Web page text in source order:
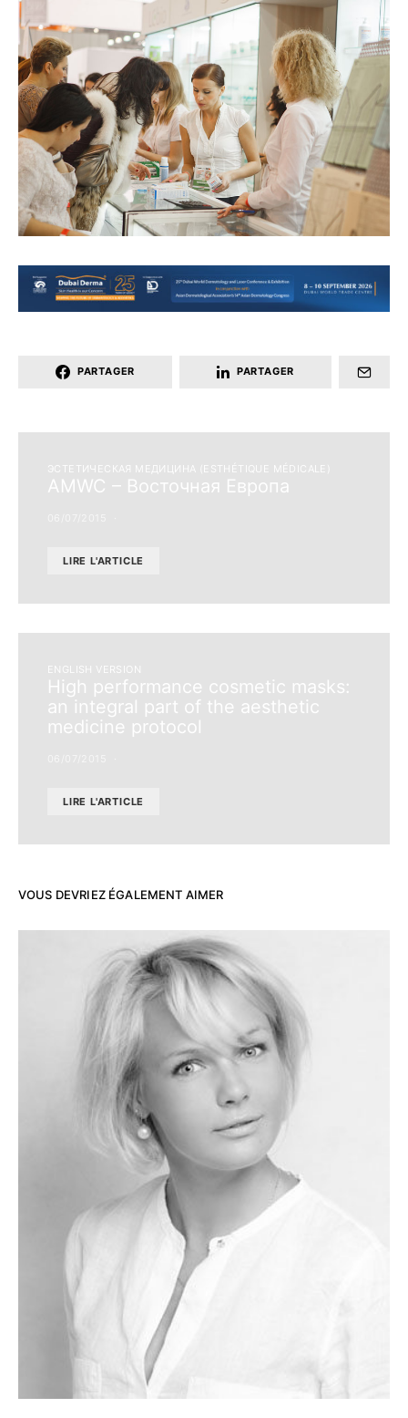
PARTAGER PARTAGER
ЭСТЕТИЧЕСКАЯ МЕДИЦИНА (ESTHÉTIQUE MÉDICALE)
AMWC – Восточная Европа
LIRE L'ARTICLE
ENGLISH VERSION
High performance cosmetic masks:
an integral part of the aesthetic
medicine protocol
LIRE L'ARTICLE
VOUS DEVRIEZ ÉGALEMENT AIMER